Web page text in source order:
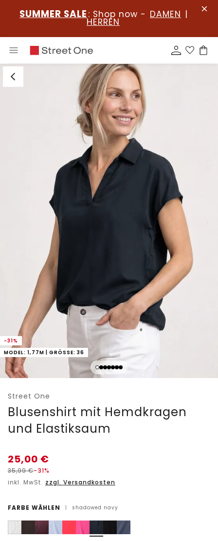
SUMMER SALE : Shop now - DAMEN |
HERREN
-31%
MODEL: 1,77M | GRÖSSE: 36
Street One
Blusenshirt mit Hemdkragen
und Elastiksaum
25,00 €
35,99€-31%
inkl. MwSt. zzgl. Versandkosten
FARBE WÄHLEN | shadowed navy